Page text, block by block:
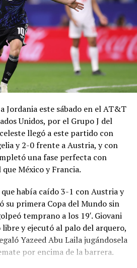
Jordania este sábado en el AT&T
Unidos, por el Grupo J del
llegó a este partido con
y 2-0 frente a Austria, y con
una fase perfecta con
México y Francia.
había caído 3-1 con Austria y
su primera Copa del Mundo sin
temprano a los 19′. Giovani
y ejecutó al palo del arquero,
Yazeed Abu Laila jugándosela
por encima de la barrera.